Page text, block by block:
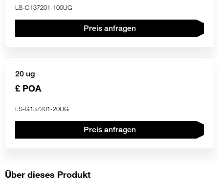
LS-G137201-100UG
Preis anfragen
20 ug
£ POA
LS-G137201-20UG
Preis anfragen
Über dieses Produkt